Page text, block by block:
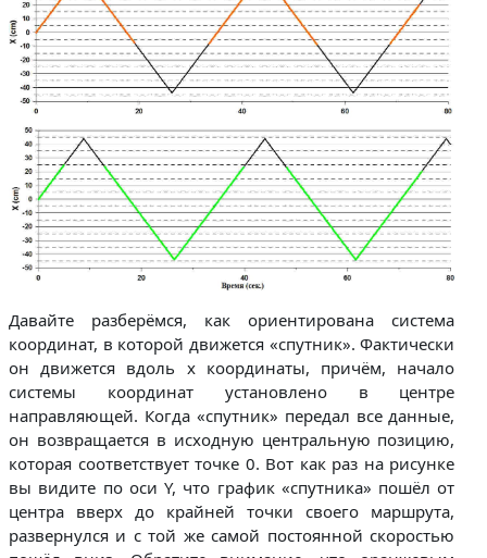
Давайте разберёмся, как ориентирована система
координат, в которой движется «спутник». Фактически
он движется вдоль x координаты, причём, начало
системы координат установлено в центре
направляющей. Когда «спутник» передал все данные,
он возвращается в исходную центральную позицию,
которая соответствует точке 0. Вот как раз на рисунке
вы видите по оси Y, что график «спутника» пошёл от
центра вверх до крайней точки своего маршрута,
развернулся и с той же самой постоянной скоростью